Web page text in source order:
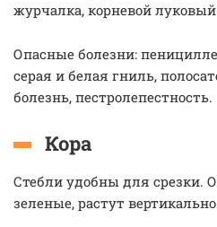
журчалка, корневой
Опасные болезни:
серая и белая гниль,
болезнь, пестролепестность.
Кора
Стебли удобны для срезки.
зеленые, растут